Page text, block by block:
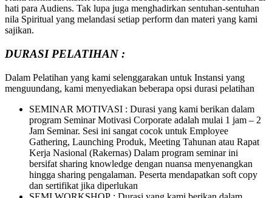
hati para Audiens. Tak lupa juga menghadirkan sentuhan-sentuhan
nila Spiritual yang melandasi setiap perform dan materi yang kami
sajikan.
DURASI PELATIHAN :
Dalam Pelatihan yang kami selenggarakan untuk Instansi yang
menguundang, kami menyediakan beberapa opsi durasi pelatihan
SEMINAR MOTIVASI : Durasi yang kami berikan dalam
program Seminar Motivasi Corporate adalah mulai 1 jam – 2
Jam Seminar. Sesi ini sangat cocok untuk Employee
Gathering, Launching Produk, Meeting Tahunan atau Rapat
Kerja Nasional (Rakernas) Dalam program seminar ini
bersifat sharing knowledge dengan nuansa menyenangkan
hingga sharing pengalaman. Peserta mendapatkan soft copy
dan sertifikat jika diperlukan